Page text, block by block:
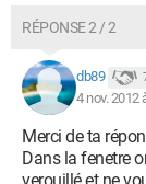
RÉPONSE 2 / 2
db89
4 nov. 2012
Merci de ta
Dans la fenetre